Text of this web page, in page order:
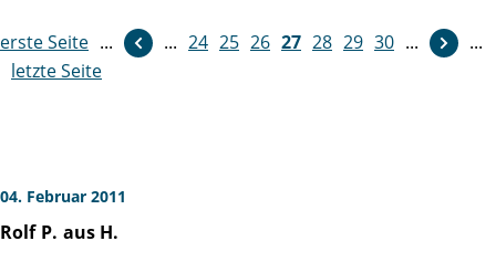
erste Seite ... ... 24 25 26 27 28 29 30 ...
weiter
...
letzte Seite
04. Februar 2011
Rolf P. aus H.